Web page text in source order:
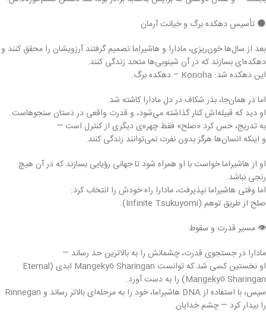
🌑 تأسیس دهکده برگ و خیانت آرمان
بعد از سال‌ها خون‌ریزی، مادارا و هاشیراما تصمیم گرفتند آرزویشان را محقق کنند و
دهکده‌ای بسازند که در آن شینوبی‌ها متحد زندگی کنند.
این دهکده شد: Konoha – دهکده برگ.
اما در همان‌جا، بذر شکاف در دل مادارا کاشته شد.
او دید که قبیله‌اش کنار گذاشته می‌شود، و قدرت واقعی در دستان سنجوهاست.
به تدریج، حس کرد «صلح» فقط چهره‌ی دیگری از کنترل است —
و اینکه انسان‌ها هرگز بدون نفرت نمی‌توانند زندگی کنند.
او از هاشیراما خواست با او همراه شود تا جهانی رؤیایی بسازند که در آن هیچ
رنجی نباشد.
اما وقتی هاشیراما نپذیرفت، مادارا راه خودش را انتخاب کرد:
صلح از طریق توهم (Infinite Tsukuyomi).
👁 مسیر قدرت و سقوط
مادارا در جستجوی قدرت، چشمانش را به بالاترین حد رساند —
او نخستین کسی شد که توانست Mangekyō Sharingan ابدی (Eternal
Mangekyō Sharingan) را به دست آورد.
سپس، با استفاده از DNA هاشیراما، خود را به مرحله‌ای بالاتر رساند و Rinnegan
را بیدار کرد — چشم خدایان.